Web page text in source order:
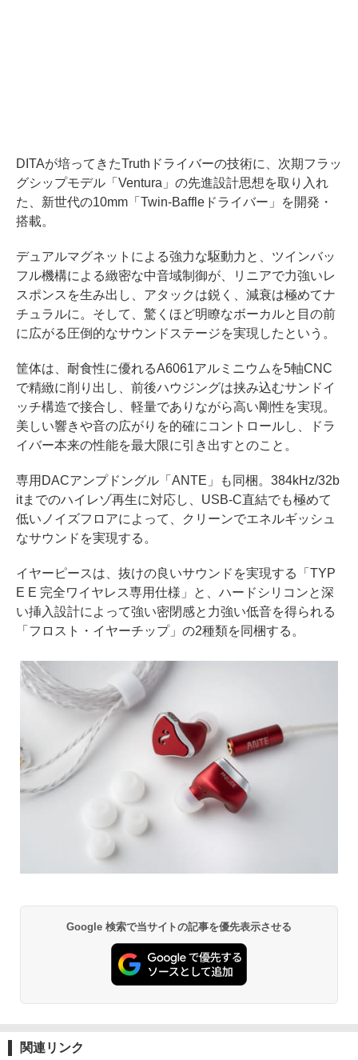
DITAが培ってきたTruthドライバーの技術に、次期フラッ
グシップモデル「Ventura」の先進設計思想を取り入れ
た、新世代の10mm「Twin-Baffleドライバー」を開発・
搭載。
デュアルマグネットによる強力な駆動力と、ツインバッ
フル機構による緻密な中音域制御が、リニアで力強いレ
スポンスを生み出し、アタックは鋭く、減衰は極めてナ
チュラルに。そして、驚くほど明瞭なボーカルと目の前
に広がる圧倒的なサウンドステージを実現したという。
筐体は、耐食性に優れるA6061アルミニウムを5軸CNC
で精緻に削り出し、前後ハウジングは挟み込むサンドイ
ッチ構造で接合し、軽量でありながら高い剛性を実現。
美しい響きや音の広がりを的確にコントロールし、ドラ
イバー本来の性能を最大限に引き出すとのこと。
専用DACアンプドングル「ANTE」も同梱。384kHz/32b
itまでのハイレゾ再生に対応し、USB-C直結でも極めて
低いノイズフロアによって、クリーンでエネルギッシュ
なサウンドを実現する。
イヤーピースは、抜けの良いサウンドを実現する「TYP
E E 完全ワイヤレス専用仕様」と、ハードシリコンと深
い挿入設計によって強い密閉感と力強い低音を得られる
「フロスト・イヤーチップ」の2種類を同梱する。
Google 検索で当サイトの記事を優先表示させる
関連リンク